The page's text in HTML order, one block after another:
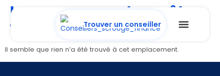
Trouver un conseiller
La page ne peut pas être
trouvée.
Il semble que rien n’a été trouvé à cet emplacement.